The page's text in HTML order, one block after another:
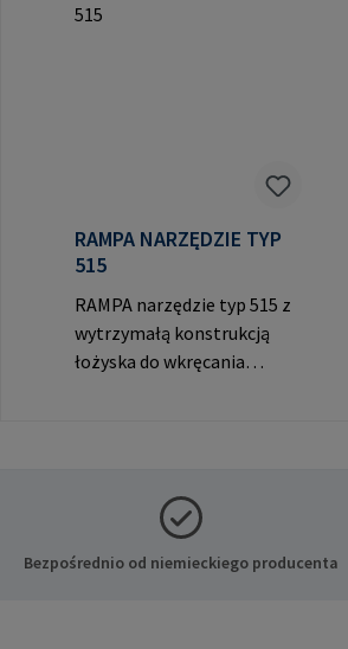
RAMPA NARZĘDZIE TYP
515
RAMPA narzędzie typ 515 z
wytrzymałą konstrukcją
łożyska do wkręcania
RAMPA. Dane producenta:
RAMPA GmbH & Co. KG Auf
der Heide 8 21514 Büchen
Bezpośrednio od niemieckiego producenta